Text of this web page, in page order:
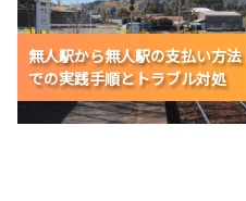
無人駅から無人駅の支払い方
での実践手順とトラブル対処
無人駅から無人駅の支払い方
での実践手順とトラブル対処
無人駅から無人駅の支払い方
での実践手順とトラブル対処